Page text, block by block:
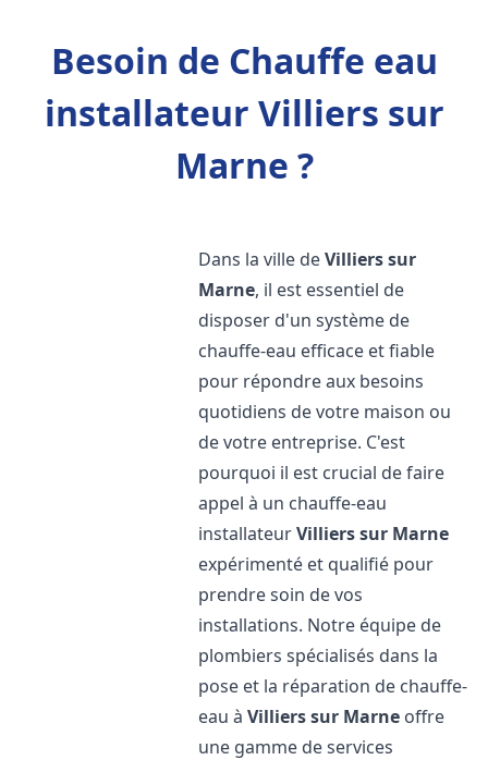
Besoin de Chauffe eau
installateur Villiers sur
Marne ?
Dans la ville deVilliers sur
Marne, il est essentiel de
disposer d'un système de
chauffe-eau efficace et fiable
pour répondre aux besoins
quotidiens de votre maison ou
de votre entreprise. C'est
pourquoi il est crucial de faire
appel à un chauffe-eau
installateurVilliers sur Marne
expérimenté et qualifié pour
prendre soin de vos
installations. Notre équipe de
plombiers spécialisés dans la
pose et la réparation de chauffe-
eau àVilliers sur Marne offre
une gamme de services